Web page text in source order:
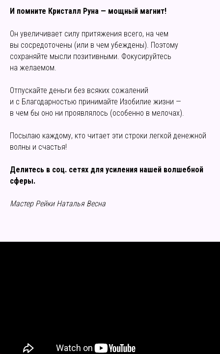
И помните Кристалл Руна — мощный магнит!
Он увеличивает силу притяжения всего, на чем
вы сосредоточены (или в чем убеждены). Поэтому
сохраняйте мысли позитивными. Фокусируйтесь
на желаемом.
Отпускайте деньги без всяких сожалений
и с Благодарностью принимайте Изобилие жизни —
в чем бы оно ни проявлялось (особенно в мелочах).
Посылаю каждому, кто читает эти строки легкой денежной
волны и счастья!
Делитесь в соц. сетях для усиления нашей волшебной
сферы.
Мастер Рейки Наталья Весна